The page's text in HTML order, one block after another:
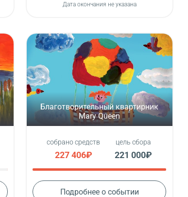
Дата окончания не указана
Благотворительный квартирник
Mary Queen
собрано средств
227 406₽
цель сбора
221 000₽
Подробнее о событии